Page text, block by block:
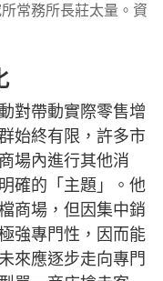
常務所長莊太量。資
對帶動實際零售增
始終有限，許多市
場內進行其他消
確的「主題」。他
商場，但因集中銷
強專門性，因而能
來應逐步走向專門